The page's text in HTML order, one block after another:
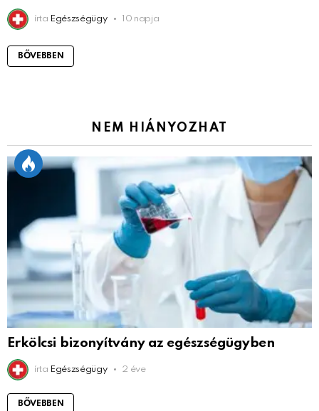
írta Egészségügy 10 napja
BŐVEBBEN
NEM HIÁNYOZHAT
Erkölcsi bizonyítvány az egészségügyben
írta Egészségügy 2 éve
BŐVEBBEN